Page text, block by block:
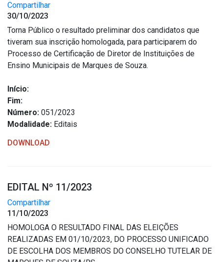
Compartilhar
30/10/2023
Torna Público o resultado preliminar dos candidatos que
tiveram sua inscrição homologada, para participarem do
Processo de Certificação de Diretor de Instituições de
Ensino Municipais de Marques de Souza.
Início:
Fim:
Número: 051/2023
Modalidade: Editais
DOWNLOAD
EDITAL Nº 11/2023
Compartilhar
11/10/2023
HOMOLOGA O RESULTADO FINAL DAS ELEIÇÕES
REALIZADAS EM 01/10/2023, DO PROCESSO UNIFICADO
DE ESCOLHA DOS MEMBROS DO CONSELHO TUTELAR DE